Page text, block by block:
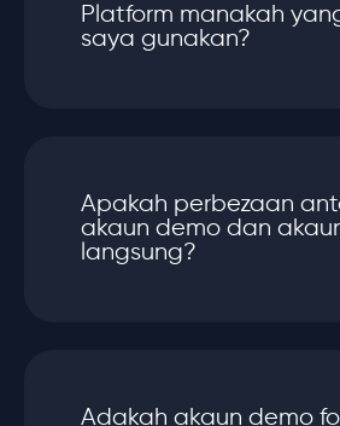
Platform manakah
saya gunakan?
Apakah perbezaan
akaun demo dan
langsung?
Adakah akaun demo